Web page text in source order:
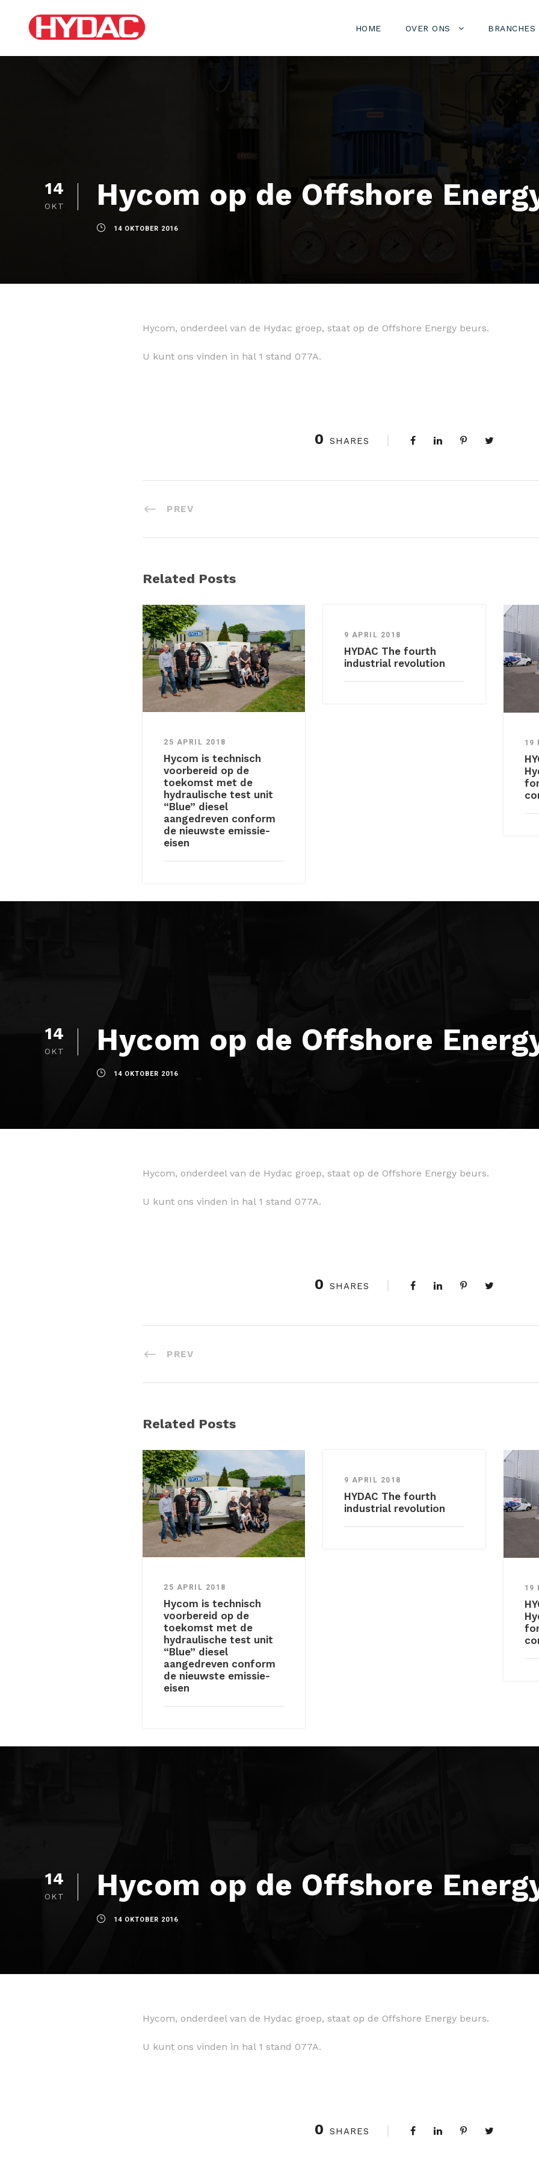
HOME OVER ONS BRANCHES
14
OKT Hycom op de Offshore
14 OKTOBER 2016
Hycom, onderdeel van de Hydac groep, staat op de Offshore Energy beurs.
U kunt ons vinden in hal 1 stand 077A.
0 SHARES
PREV
Related Posts
25 APRIL 2018
Hycom is technisch
voorbereid op de
toekomst met de
hydraulische test unit
“Blue” diesel
aangedreven conform
de nieuwste emissie-
eisen
9 APRIL 2018
HYDAC The fourth
industrial revolution
19
14
OKT Hycom op de Offshore
14 OKTOBER 2016
Hycom, onderdeel van de Hydac groep, staat op de Offshore Energy beurs.
U kunt ons vinden in hal 1 stand 077A.
0 SHARES
PREV
Related Posts
25 APRIL 2018
Hycom is technisch
voorbereid op de
toekomst met de
hydraulische test unit
“Blue” diesel
aangedreven conform
de nieuwste emissie-
eisen
9 APRIL 2018
HYDAC The fourth
industrial revolution
19
14
OKT Hycom op de Offshore
14 OKTOBER 2016
Hycom, onderdeel van de Hydac groep, staat op de Offshore Energy beurs.
U kunt ons vinden in hal 1 stand 077A.
0 SHARES